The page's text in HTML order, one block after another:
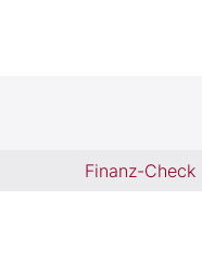
Finanz-Check